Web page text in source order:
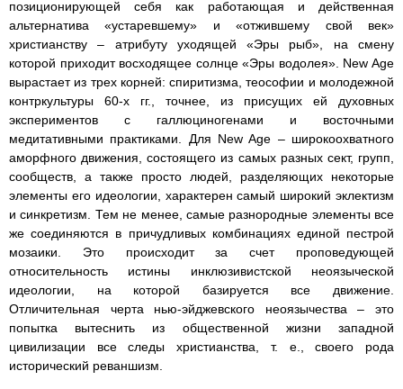
позиционирующей себя как работающая и действенная
альтернатива «устаревшему» и «отжившему свой век»
христианству – атрибуту уходящей «Эры рыб», на смену
которой приходит восходящее солнце «Эры водолея». New Age
вырастает из трех корней: спиритизма, теософии и молодежной
контркультуры 60-х гг., точнее, из присущих ей духовных
экспериментов с галлюциногенами и восточными
медитативными практиками. Для New Age – широкоохватного
аморфного движения, состоящего из самых разных сект, групп,
сообществ, а также просто людей, разделяющих некоторые
элементы его идеологии, характерен самый широкий эклектизм
и синкретизм. Тем не менее, самые разнородные элементы все
же соединяются в причудливых комбинациях единой пестрой
мозаики. Это происходит за счет проповедующей
относительность истины инклюзивистской неоязыческой
идеологии, на которой базируется все движение.
Отличительная черта нью-эйджевского неоязычества – это
попытка вытеснить из общественной жизни западной
цивилизации все следы христианства, т. е., своего рода
исторический реваншизм.